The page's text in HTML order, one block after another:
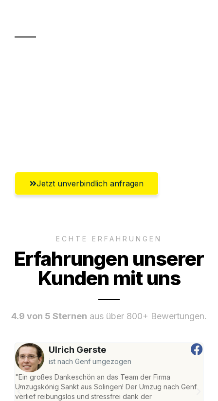
Jetzt unverbindlich anfragen
ECHTE ERFAHRUNGEN
Erfahrungen unserer
Kunden mit uns
4.9 von 5 Sternen aus über 800+ Bewertungen.
Ulrich Gerste
ist nach Genf umgezogen
"Ein großes Dankeschön an das Team der Firma
Umzugskönig Sankt aus Solingen! Der Umzug nach Genf
verlief reibungslos und stressfrei dank der